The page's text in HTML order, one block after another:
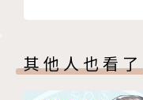
其他人也看了